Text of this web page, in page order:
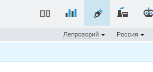
Россия
Лепрозорий